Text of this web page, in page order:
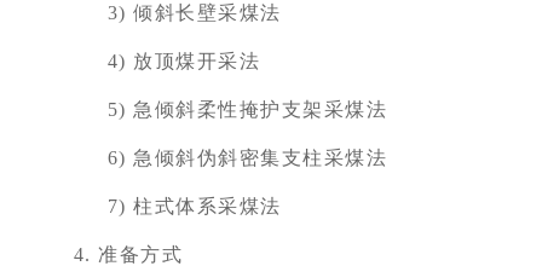
3)倾斜长壁采煤法
4) 放顶煤开采法
5) 急倾斜柔性掩护支架采煤法
6) 急倾斜伪斜密集支柱采煤法
7)柱式体系采煤法
4.准备方式